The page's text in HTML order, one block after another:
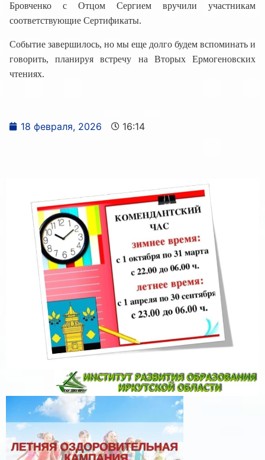
Бровченко с Отцом Сергием вручили участникам
соответствующие Сертификаты.
​Событие завершилось, но мы еще долго будем вспоминать и
говорить, планируя встречу на Вторых Ермогеновских
чтениях.
18 февраля, 2026 16:14